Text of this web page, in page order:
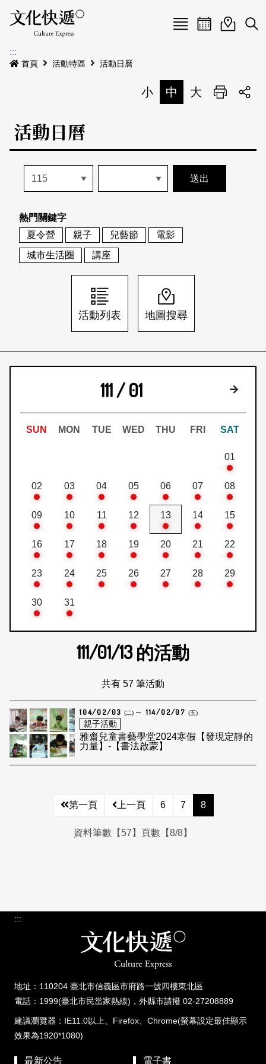
Menu
最新公告
本期專題
歷史專題
活動特區
活動列表
地圖搜尋
關於我們
關於我們
刊物索取地點
會員基本資料
刊登活動
網站導覽 English
日本語 登入/註冊
活動日曆活動地圖
展
:::
首頁
活動特區 活動日曆
小 中 大 列印
活動日曆
熱門關鍵字
夏令營
親子 兒藝節
電影
城市生活圈
講座
活動列表 地圖搜尋
111 / 01 下個月
SUN MON TUE WED THU FRI SAT
01
02 03 04 05 06 07 08
09 10 11 12 13 14 15
16 17 18 19 20 21 22
23 24 25 26 27 28 29
30 31
111/01/13的活動
共有 57 筆活動
104/02/03 (二) 114/02/07 (五)
親子活動
雅齋兒童書藝學堂2024寒假【發現定靜的
力量】-【書法啟蒙】
第一頁 上一頁 6 7 8
資料筆數【57】頁數【8/8】
:::
地址：110204 臺北市信義區市府路一號四樓東北區
電話：1999(臺北市民當家熱線)，外縣市請撥 02-27208889
建議瀏覽器：IE11.0以上、Firefox、Chrome(螢幕設定最佳顯示
效果為1920*1080)
最新公告 電子書